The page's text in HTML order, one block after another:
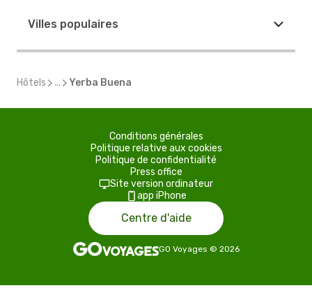
Villes populaires
Hôtels ... Yerba Buena
Conditions générales
Politique relative aux cookies
Politique de confidentialité
Press office
Site version ordinateur
app iPhone
Centre d'aide
GO Voyages © 2026